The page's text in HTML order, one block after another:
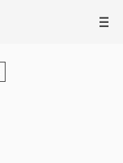
III